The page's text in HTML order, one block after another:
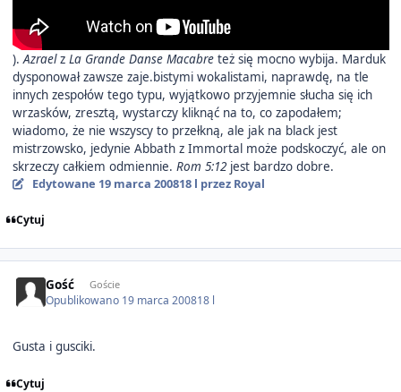
). Azraelz La Grande Danse Macabreteż się mocno wybija. Marduk
dysponował zawsze zaje.bistymi wokalistami, naprawdę, na tle
innych zespołów tego typu, wyjątkowo przyjemnie słucha się ich
wrzasków, zresztą, wystarczy kliknąć na to, co zapodałem;
wiadomo, że nie wszyscy to przełkną, ale jak na black jest
mistrzowsko, jedynie Abbath z Immortal może podskoczyć, ale on
skrzeczy całkiem odmiennie. Rom 5:12jest bardzo dobre.
Edytowane 19 marca 200818 l przez Royal
Cytuj
Gość Goście
Opublikowano 19 marca 200818 l
Gusta i gusciki.
Cytuj